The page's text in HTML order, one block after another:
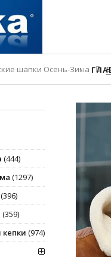
шапки Осень-Зима
(444)
(1297)
(396)
(359)
(974)